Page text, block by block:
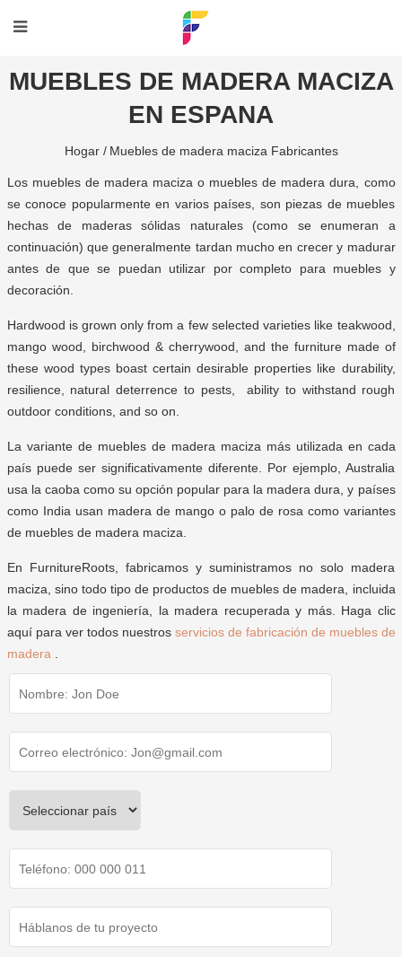
MUEBLES DE MADERA MACIZA
EN ESPANA
Hogar / Muebles de madera maciza Fabricantes
Los muebles de madera maciza o muebles de madera dura, como
se conoce popularmente en varios países, son piezas de muebles
hechas de maderas sólidas naturales (como se enumeran a
continuación) que generalmente tardan mucho en crecer y madurar
antes de que se puedan utilizar por completo para muebles y
decoración.
Hardwood is grown only from a few selected varieties like teakwood,
mango wood, birchwood & cherrywood, and the furniture made of
these wood types boast certain desirable properties like durability,
resilience, natural deterrence to pests, ability to withstand rough
outdoor conditions, and so on.
La variante de muebles de madera maciza más utilizada en cada
país puede ser significativamente diferente. Por ejemplo, Australia
usa la caoba como su opción popular para la madera dura, y países
como India usan madera de mango o palo de rosa como variantes
de muebles de madera maciza.
En FurnitureRoots, fabricamos y suministramos no solo madera
maciza, sino todo tipo de productos de muebles de madera, incluida
la madera de ingeniería, la madera recuperada y más. Haga clic
aquí para ver todos nuestros servicios de fabricación de muebles de
madera